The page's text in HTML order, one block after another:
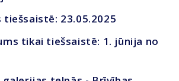
tiešsaistē: 23.05.2025
tikai tiešsaistē: 1. jūnija no